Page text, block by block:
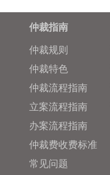
仲裁指南
仲裁规则
仲裁特色
仲裁流程指南
立案流程指南
办案流程指南
仲裁费收费标准
常见问题